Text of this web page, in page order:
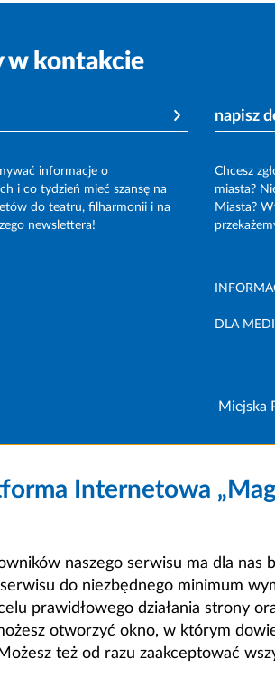
w kontakcie
informacje o
i co tydzień mieć szansę na
do teatru, filharmonii i na
newslettera!
napisz
Chcesz
miasta?
Miasta?
DLA
Miejska
Internetowa
naszego serwisu ma dla nas
do niezbędnego minimum
prawidłowego działania strony
otworzyć okno, w którym
też od razu zaakceptować